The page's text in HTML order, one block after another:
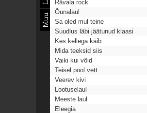
Rävala rock
Õunalaul
Sa oled mul teine
Suudlus läbi jäätunud klaasi
Kes kellega käib
Mida teeksid siis
Vaiki kui võid
Teisel pool vett
Veerev kivi
Lootuselaul
Meeste laul
Eleegia